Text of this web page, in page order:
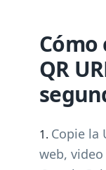
Cómo
QR
Copie la
web,